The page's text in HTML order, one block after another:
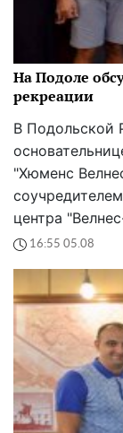
На Подоле
рекреации
В Подольской
"Хюменс
центра
16:55 05.08